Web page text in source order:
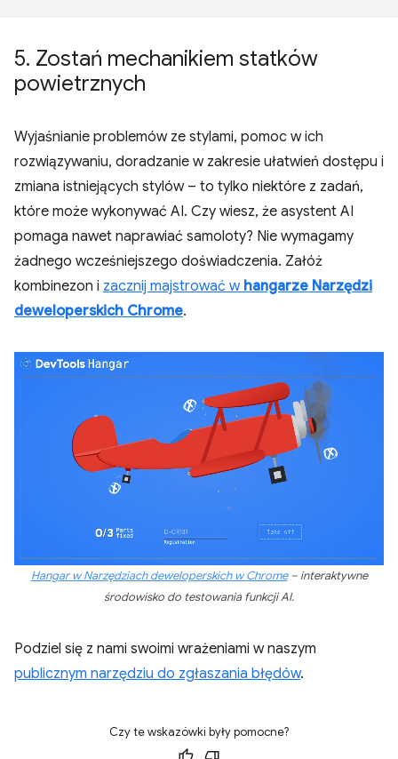
5. Zostań mechanikiem statków
powietrznych
Wyjaśnianie problemów ze stylami, pomoc w ich
rozwiązywaniu, doradzanie w zakresie ułatwień dostępu i
zmiana istniejących stylów – to tylko niektóre z zadań,
które może wykonywać AI. Czy wiesz, że asystent AI
pomaga nawet naprawiać samoloty? Nie wymagamy
żadnego wcześniejszego doświadczenia. Załóż
kombinezon i zacznij majstrować w hangarze Narzędzi
deweloperskich Chrome.
Hangar w Narzędziach deweloperskich w Chrome– interaktywne
środowisko do testowania funkcji AI.
Podziel się z nami swoimi wrażeniami w naszym
publicznym narzędziu do zgłaszania błędów.
Czy te wskazówki były pomocne?